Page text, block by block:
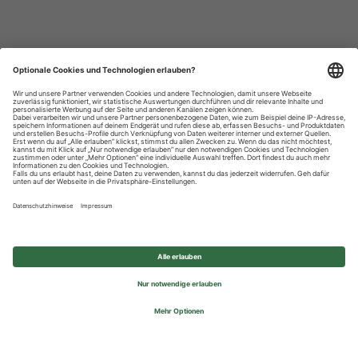
Datenschutzhinweise
Impressum
Privatsphäre-Einstellungen
© 2026 REWE Group - All rights reserved